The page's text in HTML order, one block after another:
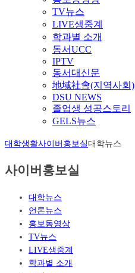
TV뉴스
LIVE생중계
학과별 소개
동서UCC
IPTV
동서대신문
地域社會(지역사회)
DSU NEWS
졸업생 성공스토리
GELS뉴스
대학생활사이버홍보실대학뉴스
사이버홍보실
대학뉴스
언론뉴스
홍보동영상
TV뉴스
LIVE생중계
학과별 소개